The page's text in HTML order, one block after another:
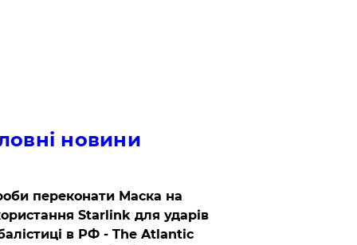
новини
переконати Маска на
Starlink для ударів
в РФ - The Atlantic